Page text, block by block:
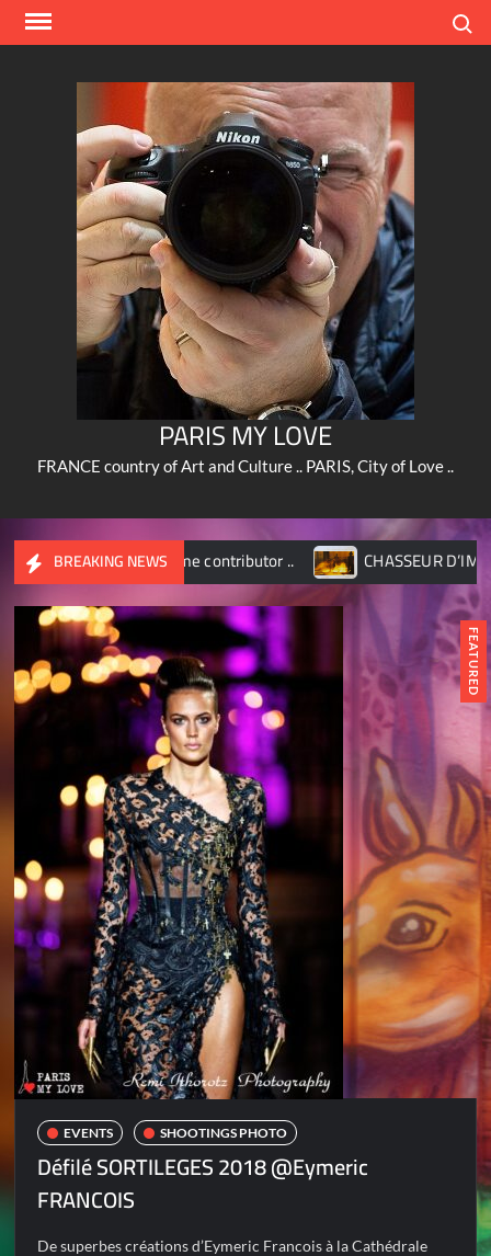
Skip
PARIS MY LOVE
FRANCE country of Art and Culture .. PARIS, City of Love ..
BREAKING NEWS
contributor .. CHASSEUR D’IMAGES – Octobre 2017
FEATURED
EVENTS SHOOTINGS PHOTO
Défilé SORTILEGES 2018 @Eymeric
FRANCOIS
De superbes créations d’Eymeric Francois à la Cathédrale